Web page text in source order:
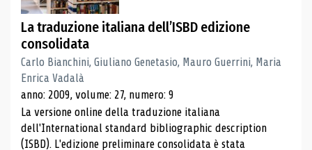
La traduzione italiana dell’ISBD edizione
consolidata
Carlo Bianchini, Giuliano Genetasio, Mauro Guerrini, Maria
Enrica Vadalà
anno: 2009, volume: 27, numero: 9
La versione online della traduzione italiana
dell'International standard bibliographic description
(ISBD). L'edizione preliminare consolidata è stata